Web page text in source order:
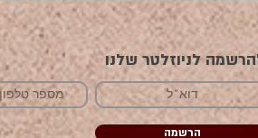
לניוזלטר שלנו
הרשמה